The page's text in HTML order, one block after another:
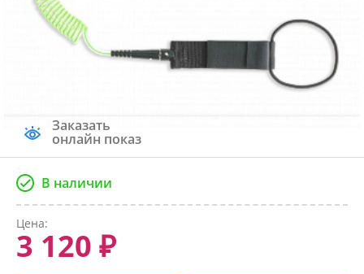
Заказать
онлайн показ
В наличии
Цена:
3 120 ₽